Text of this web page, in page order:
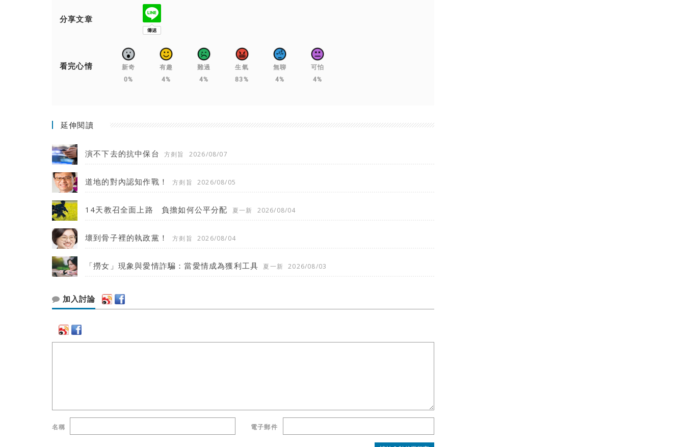
分享文章
看完心情
新奇
0%
有趣
4%
難過
4%
生氣
83%
無聊
4%
可怕
4%
延伸閱讀
演不下去的抗中保台 方剡旨 2026/08/07
道地的對內認知作戰！ 方剡旨 2026/08/05
14天教召全面上路 負擔如何公平分配 夏一新 2026/08/04
壞到骨子裡的執政黨！ 方剡旨 2026/08/04
「撈女」現象與愛情詐騙：當愛情成為獲利工具 夏一新 2026/08/03
加入討論
名稱 電子郵件